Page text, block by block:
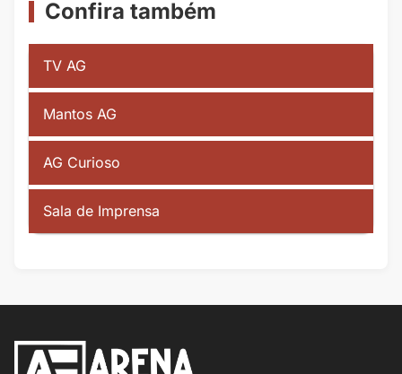
Confira também
TV AG
Mantos AG
AG Curioso
Sala de Imprensa